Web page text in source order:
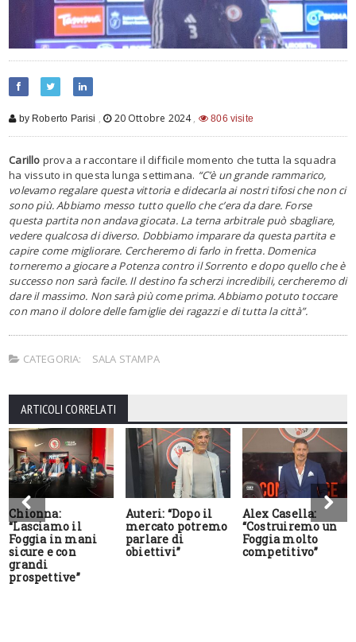
by Roberto Parisi , 20 Ottobre 2024, 806 visite
Carillo prova a raccontare il difficile momento che tutta la squadra
ha vissuto in questa lunga settimana. “C’è un grande rammarico,
volevamo regalare questa vittoria e didecarla ai nostri tifosi che non ci
sono più. Abbiamo messo tutto quello che c’era da dare. Forse
questa partita non andava giocata. La terna arbitrale può sbagliare,
vedere qualcosa di diverso. Dobbiamo imparare da questa partita e
capire come migliorare. Cercheremo di farlo in fretta. Domenica
torneremo a giocare a Potenza contro il Sorrento e dopo quello che è
successo non sarà facile. Il destino fa scherzi incredibili, cercheremo di
dare il massimo. Non sarà più come prima. Abbiamo potuto toccare
con mano il dolore delle famiglie dei ragazzi e di tutta la città”.
CATEGORIA: SALA STAMPA
ARTICOLI CORRELATI
Chionna:
“Lasciamo il
Foggia in mani
sicure e con
grandi
prospettive”
Auteri: “Dopo il
mercato potremo
parlare di
obiettivi”
Alex Casella:
“Costruiremo un
Foggia molto
competitivo”